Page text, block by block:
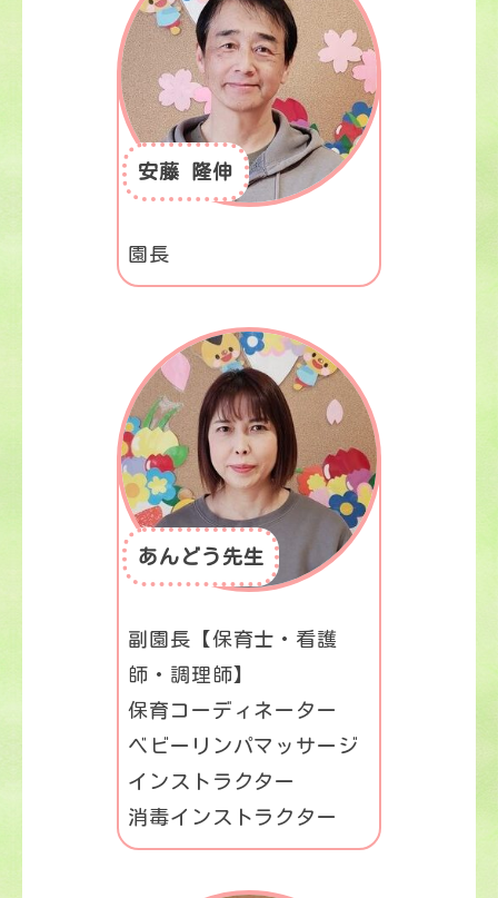
安藤 隆伸
園長
あんどう先生
副園長【保育士・看護
師・調理師】
保育コーディネーター
ベビーリンパマッサージ
インストラクター
消毒インストラクター